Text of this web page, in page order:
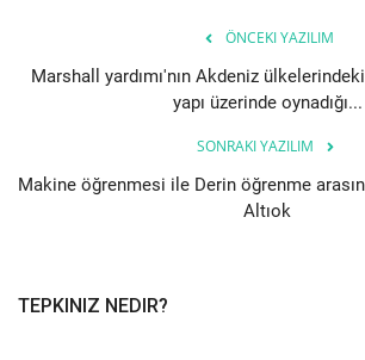
ÖNCEKI YAZILIM
Marshall yardımı'nın Akdeniz
yapı üzerinde oynadığı...
SONRAKI YAZILIM
Makine öğrenmesi ile Derin öğrenme
Altıok
TEPKINIZ NEDIR?